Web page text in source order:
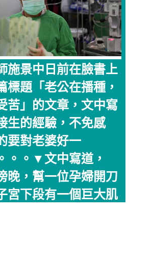
施景中日前在臉書上
標題「老公在播種，
苦」的文章，文中寫
生的經驗，不免感
要對老婆好一
。。▼文中寫道，
晚，幫一位孕婦開刀
宮下段有一個巨大肌